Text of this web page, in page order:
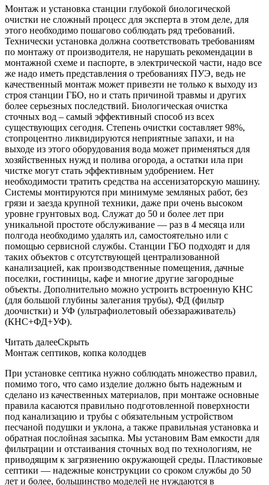
Монтаж и установка станции глубокой биологической
очистки не сложный процесс для эксперта в этом деле, для
этого необходимо пошагово соблюдать ряд требований.
Технически установка должна соответствовать требованиям
по монтажу от производителя, не нарушать рекомендации в
монтажной схеме и паспорте, в электрической части, надо все
же надо иметь представления о требованиях ПУЭ, ведь не
качественный монтаж может привезти не только к выходу из
строя станции ГБО, но и стать причиной травмы и других
более серьезных последствий. Биологическая очистка
сточных вод – самый эффективный способ из всех
существующих сегодня. Степень очистки составляет 98%,
стопроцентно ликвидируются неприятные запахи, и на
выходе из этого оборудования вода может применяться для
хозяйственных нужд и полива огорода, а остатки ила при
чистке могут стать эффективным удобрением. Нет
необходимости тратить средства на ассенизаторскую машину.
Системы монтируются при минимуме земляных работ, без
грязи и заезда крупной техники, даже при очень высоком
уровне грунтовых вод. Служат до 50 и более лет при
уникальной простоте обслуживание — раз в 4 месяца или
полгода необходимо удалять ил, самостоятельно или с
помощью сервисной службы. Станции ГБО подходят и для
таких объектов с отсутствующей централизованной
канализацией, как производственные помещения, дачные
поселки, гостиницы, кафе и многие другие загородные
объекты. Дополнительно можно устроить встроенную КНС
(для большой глубины залегания трубы), ФД (фильтр
доочистки) и УФ (ультрафиолетовый обеззараживатель)
(КНС+ФД+УФ).
Читать далееСкрыть
Монтаж септиков, копка колодцев
При установке септика нужно соблюдать множество правил,
помимо того, что само изделие должно быть надежным и
сделано из качественных материалов, при монтаже основные
правила касаются правильно подготовленной поверхности
под канализацию и трубы с обязательным устройством
песчаной подушки и уклона, а также правильная установка и
обратная послойная засыпка. Мы установим Вам емкости для
фильтрации и отстаивания сточных вод по технологиям, не
приводящим к загрязнению окружающей среды. Пластиковые
септики — надежные конструкции со сроком службы до 50
лет и более, большинство моделей не нуждаются в